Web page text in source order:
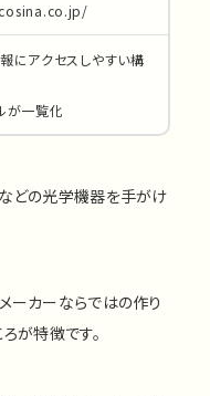
にアクセスしやすい構
が一覧化
どの光学機器を手がけ
ーカーならではの作り
が特徴です。